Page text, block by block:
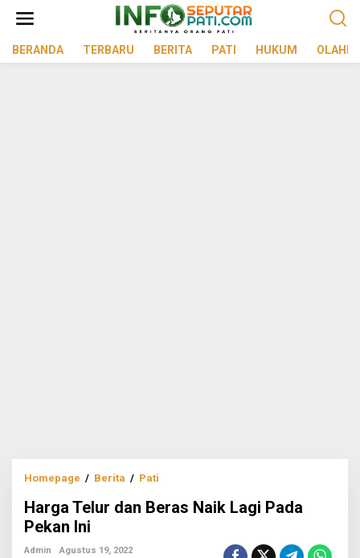
BERANDA
TERBARU BERITA PATI HUKUM
Homepage / Berita / Pati
dan
Harga Telur dan Beras Naik Lagi Pada
Pekan Ini
Admin
Agustus 19, 2022